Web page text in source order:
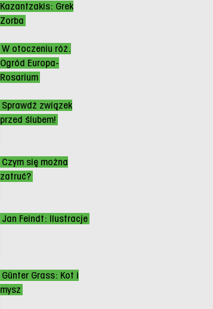
Kazantzakis: Grek
Zorba
W otoczeniu róż.
Ogród Europa-
Rosarium
Sprawdź związek
przed ślubem!
Czym się można
zatruć?
Jan Feindt: Ilustracje
Günter Grass: Kot i
mysz